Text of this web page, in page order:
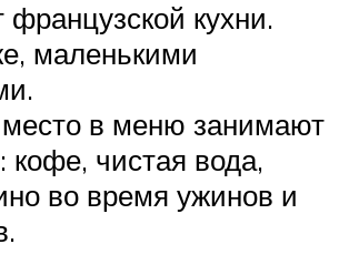
французской кухни.
маленькими
в меню занимают
кофе, чистая вода,
во время ужинов и